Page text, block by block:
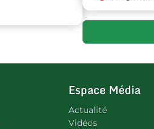
Espace Média
Actualité
Vidéos